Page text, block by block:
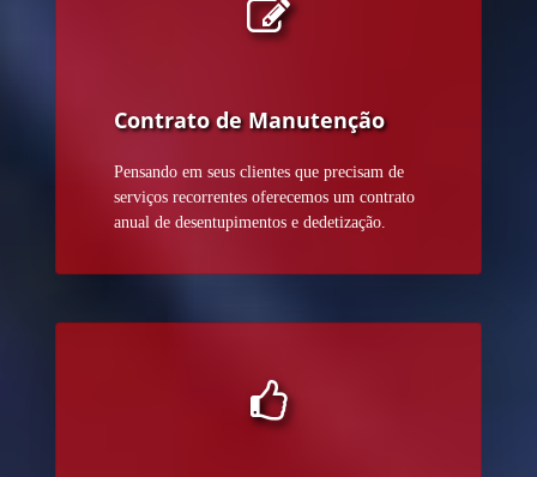
Contrato de Manutenção
Pensando em seus clientes que precisam de
serviços recorrentes oferecemos um contrato
anual de desentupimentos e dedetização.